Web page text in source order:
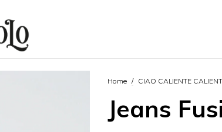
Home / CIAO CALIENTE
Jeans